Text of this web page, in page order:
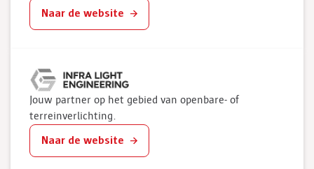
Naar de website
Jouw partner op het gebied van openbare- of
terreinverlichting.
Naar de website